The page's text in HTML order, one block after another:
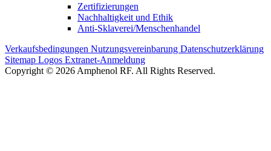
Zertifizierungen
Nachhaltigkeit und Ethik
Anti-Sklaverei/Menschenhandel
Verkaufsbedingungen Nutzungsvereinbarung Datenschutzerklärung
Sitemap Logos Extranet-Anmeldung
Copyright © 2026 Amphenol RF. All Rights Reserved.